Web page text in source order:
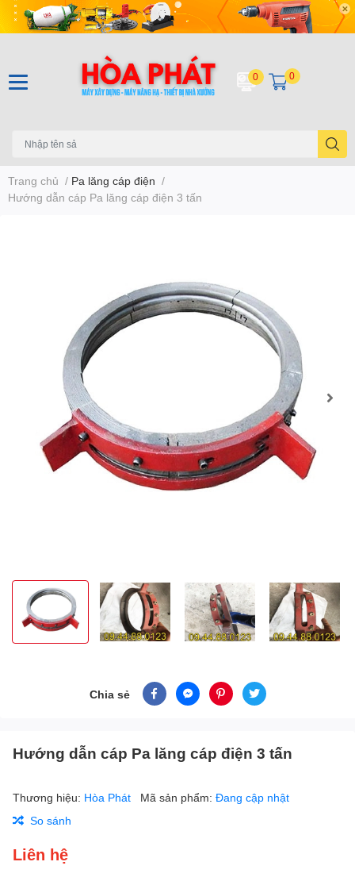
0 0
Trang chủ / Pa lăng cáp điện /
Hướng dẫn cáp Pa lăng cáp điện 3 tấn
Chia sẻ
Hướng dẫn cáp Pa lăng cáp điện 3 tấn
Thương hiệu: Hòa Phát Mã sản phẩm: Đang cập nhật
So sánh
Liên hệ